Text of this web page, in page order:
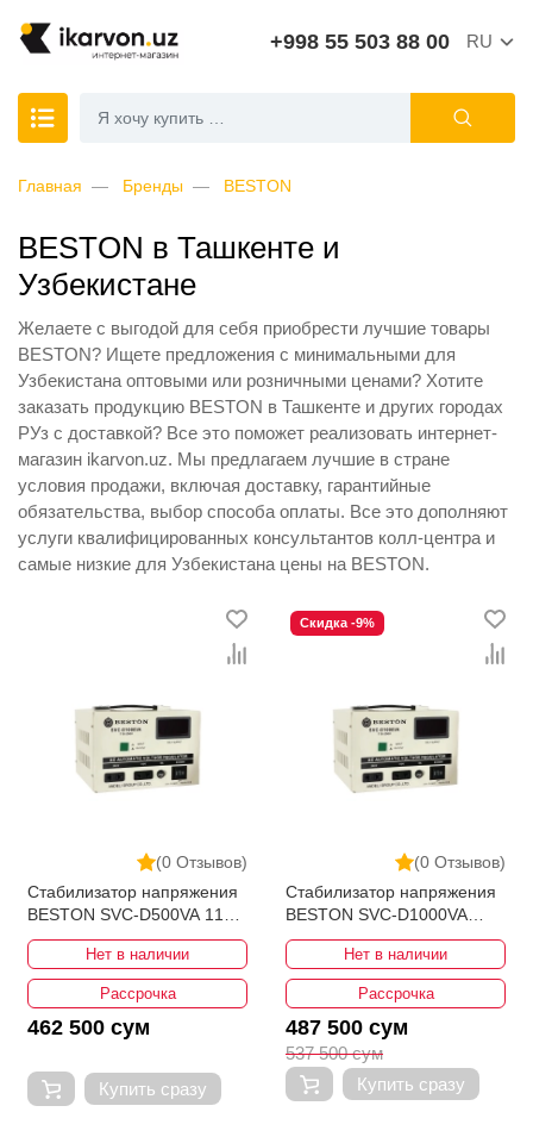
+998 55 503 88 00 RU
Главная Бренды BESTON
BESTON в Ташкенте и
Узбекистане
Желаете с выгодой для себя приобрести лучшие товары
BESTON? Ищете предложения с минимальными для
Узбекистана оптовыми или розничными ценами? Хотите
заказать продукцию BESTON в Ташкенте и других городах
РУз с доставкой? Все это поможет реализовать интернет-
магазин ikarvon.uz. Мы предлагаем лучшие в стране
условия продажи, включая доставку, гарантийные
обязательства, выбор способа оплаты. Все это дополняют
услуги квалифицированных консультантов колл-центра и
самые низкие для Узбекистана цены на BESTON.
(0 Отзывов)
Стабилизатор напряжения
BESTON SVC-D500VA 110-
250V Bypass
Нет в наличии
Рассрочка
462 500 сум
Купить сразу
(0 Отзывов)
Скидка -9%
Стабилизатор напряжения
BESTON SVC-D1000VA
110-250V Bypass
Нет в наличии
Рассрочка
487 500 сум
537 500 сум
Купить сразу